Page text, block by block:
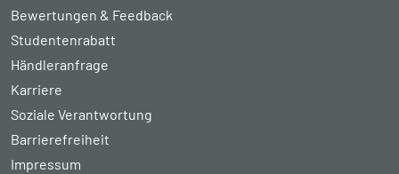
Bewertungen & Feedback
Studentenrabatt
Händleranfrage
Karriere
Soziale Verantwortung
Barrierefreiheit
Impressum